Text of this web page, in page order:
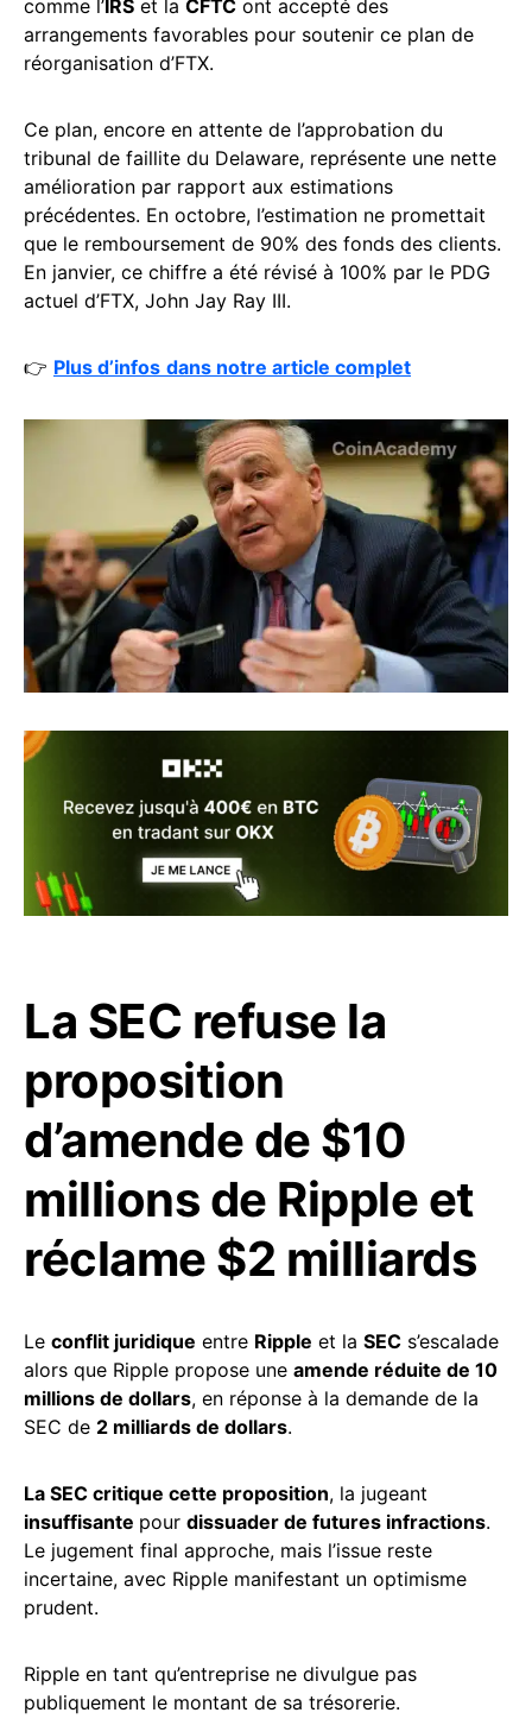
comme l’ IRS et la CFTC ont accepté des
arrangements favorables pour soutenir ce plan de
réorganisation d’FTX.
Ce plan, encore en attente de l’approbation du
tribunal de faillite du Delaware, représente une nette
amélioration par rapport aux estimations
précédentes. En octobre, l’estimation ne promettait
que le remboursement de 90% des fonds des clients.
En janvier, ce chiffre a été révisé à 100% par le PDG
actuel d’FTX, John Jay Ray III.
👉 Plus d’infos dans notre article complet
La SEC refuse la
proposition
d’amende de $10
millions de Ripple et
réclame $2 milliards
Le conflit juridique entre Ripple et la SEC s’escalade
alors que Ripple propose une amende réduite de 10
millions de dollars, en réponse à la demande de la
SEC de 2 milliards de dollars.
La SEC critique cette proposition, la jugeant
insuffisante pour dissuader de futures infractions.
Le jugement final approche, mais l’issue reste
incertaine, avec Ripple manifestant un optimisme
prudent.
Ripple en tant qu’entreprise ne divulgue pas
publiquement le montant de sa trésorerie.